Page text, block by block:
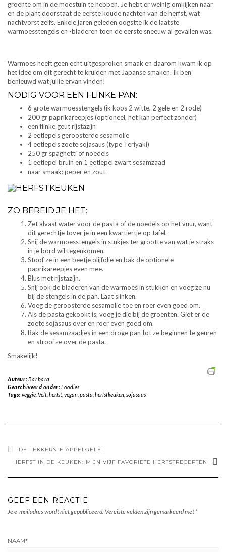
groente om in de moestuin te hebben. Je hebt er weinig omkijken naar
en de plant doorstaat de eerste koude nachten van de herfst, wat
nachtvorst zelfs. Enkele jaren geleden oogstte ik de laatste
warmoesstengels en -bladeren toen de eerste sneeuw al gevallen was.
Warmoes heeft geen echt uitgesproken smaak en daarom kwam ik op
het idee om dit gerecht te kruiden met Japanse smaken. Ik ben
benieuwd wat jullie ervan vinden!
NODIG VOOR EEN FLINKE PAN:
6 grote warmoesstengels (ik koos 2 witte, 2 gele en 2 rode)
200 gr paprikareepjes (optioneel, het kan perfect zonder)
een flinke geut rijstazijn
2 eetlepels geroosterde sesamolie
4 eetlepels zoete sojasaus (type Teriyaki)
250 gr spaghetti of noedels
1 eetlepel bruin en 1 eetlepel zwart sesamzaad
naar smaak: peper en zout
ZO BEREID JE HET:
Zet alvast water voor de pasta of de noedels op het vuur, want
dit gerechtje tover je in een kwartiertje op tafel.
Snij de warmoesstengels in stukjes ter grootte van wat je straks
in je bord wil tegenkomen.
Stoof ze in een beetje olijfolie en bak de optionele
paprikareepjes even mee.
Blus met rijstazijn.
Snij ook de bladeren van de warmoes in stukken en voeg ze nu
bij de stengels in de pan. Laat slinken.
Voeg de geroosterde sesamolie toe en roer even goed om.
Als de pasta gekookt is, voeg je die bij de groenten. Giet er de
zoete sojasaus over en roer even goed om.
Bak de sesamzaadjes in een droge pan tot ze beginnen te geuren
en strooi ze over de pasta.
Smakelijk!
Auteur:Barbara
Gearchiveerd onder:Foodies
Tags: veggie, Velt, herfst, vegan, pasta herfstkeuken, sojasaus
DE LEKKERSTE APPELGELEI
HERFST IN DE KEUKEN: MIJN VIJF FAVORIETE HERFSTRECEPTEN
GEEF EEN REACTIE
Je e-mailadres wordt niet gepubliceerd. Vereiste velden zijn gemarkeerd met *
NAAM*